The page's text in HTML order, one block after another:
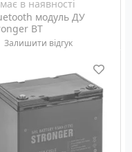
в наявності
модуль ДУ
BT
Залишити відгук
керування
лебідками